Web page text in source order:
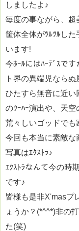
しましたよ♪
毎度の事ながら、超
筐体全体がﾂﾙﾂﾙし
います!
今ﾎｰﾙにはﾊｰﾃﾞｽで
ト界の異端児ならぬ
ひたすら無音に近
のｳｰﾊｰ演出や、天
荒々しいゴッドでも
今回も本当に素敵
写真はｴｸｽﾄﾗ♪
ｴｸｽﾄﾗなんて今の時
です♪
皆様も是非X'masプ
ょうか？(*^^*)非の
た(笑)